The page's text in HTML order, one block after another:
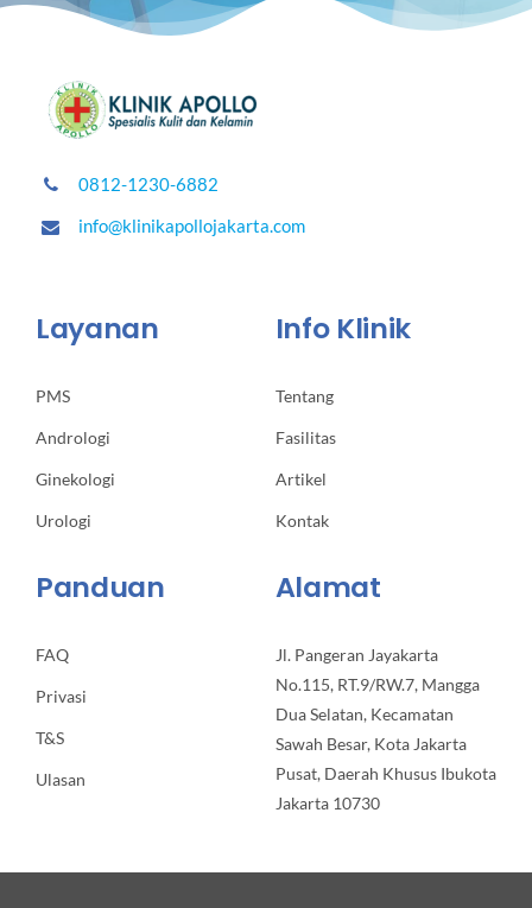
0812-1230-6882
info@klinikapollojakarta.com
Layanan
PMS
Andrologi
Ginekologi
Urologi
Info Klinik
Tentang
Fasilitas
Artikel
Kontak
Panduan
FAQ
Privasi
T&S
Ulasan
Alamat
Jl. Pangeran Jayakarta
No.115, RT.9/RW.7, Mangga
Dua Selatan, Kecamatan
Sawah Besar, Kota Jakarta
Pusat, Daerah Khusus Ibukota
Jakarta 10730